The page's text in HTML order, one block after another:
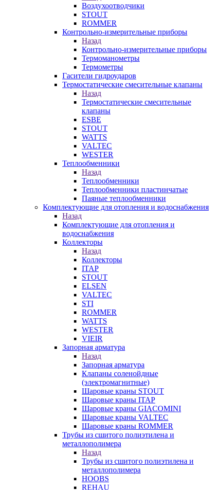
Воздухоотводчики
STOUT
ROMMER
Контрольно-измерительные приборы
Назад
Контрольно-измерительные приборы
Термоманометры
Термометры
Гасители гидроударов
Термостатические смесительные клапаны
Назад
Термостатические смесительные
клапаны
ESBE
STOUT
WATTS
VALTEC
WESTER
Теплообменники
Назад
Теплообменники
Теплообменники пластинчатые
Паяные теплообменники
Комплектующие для отопления и водоснабжения
Назад
Комплектующие для отопления и
водоснабжения
Коллекторы
Назад
Коллекторы
ITAP
STOUT
ELSEN
VALTEC
STI
ROMMER
WATTS
WESTER
VIEIR
Запорная арматура
Назад
Запорная арматура
Клапаны соленойдные
(электромагнитные)
Шаровые краны STOUT
Шаровые краны ITAP
Шаровые краны GIACOMINI
Шаровые краны VALTEC
Шаровые краны ROMMER
Трубы из сшитого полиэтилена и
металлополимера
Назад
Трубы из сшитого полиэтилена и
металлополимера
HOOBS
REHAU